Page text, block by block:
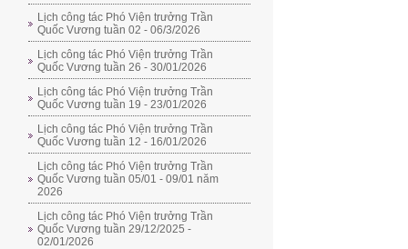
Lịch công tác Phó Viện trưởng Trần
Quốc Vương tuần 02 - 06/3/2026
Lịch công tác Phó Viện trưởng Trần
Quốc Vương tuần 26 - 30/01/2026
Lịch công tác Phó Viện trưởng Trần
Quốc Vương tuần 19 - 23/01/2026
Lịch công tác Phó Viện trưởng Trần
Quốc Vương tuần 12 - 16/01/2026
Lịch công tác Phó Viện trưởng Trần
Quốc Vương tuần 05/01 - 09/01 năm
2026
Lịch công tác Phó Viện trưởng Trần
Quốc Vương tuần 29/12/2025 -
02/01/2026